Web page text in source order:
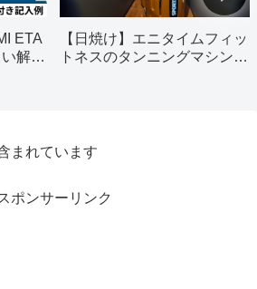
ETA
解説
【日焼け】エニタイムフィッ
トネスのタンニングマシン使
まれています
ポンサーリンク